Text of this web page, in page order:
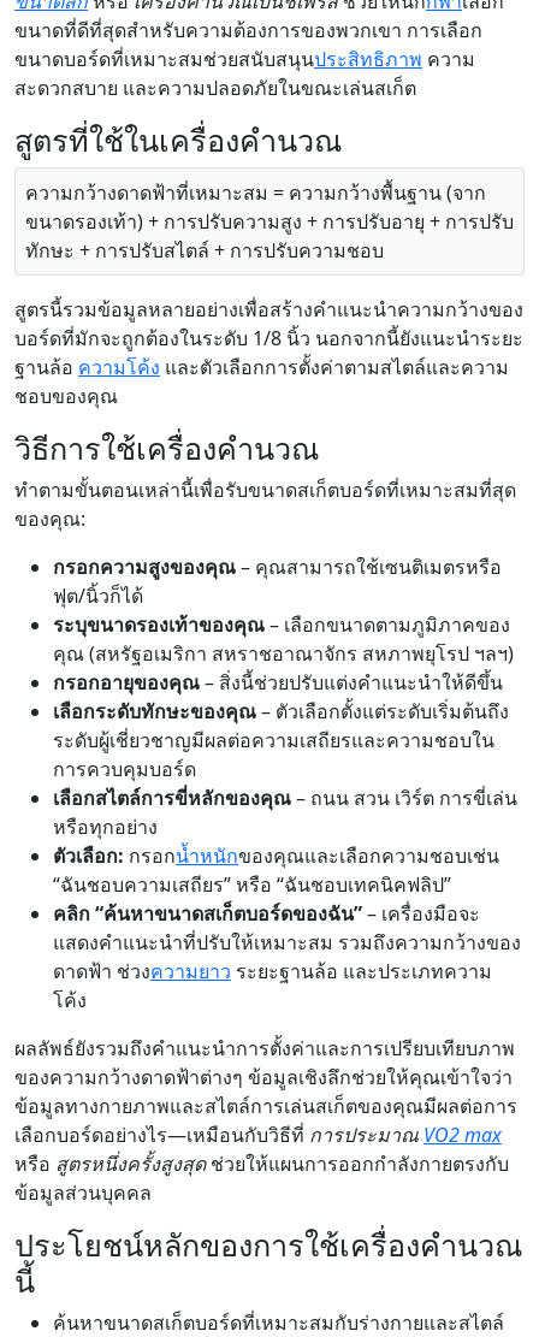
ขนาดที่ดีที่สุดสำหรับความต้องการของพวกเขา การเลือก
ขนาดบอร์ดที่เหมาะสมช่วยสนับสนุนประสิทธิภาพ ความ
สะดวกสบาย และความปลอดภัยในขณะเล่นสเก็ต
สูตรที่ใช้ในเครื่องคำนวณ
ความกว้างดาดฟ้าที่เหมาะสม = ความกว้างพื้นฐาน (จาก
ขนาดรองเท้า) + การปรับความสูง + การปรับอายุ + การปรับ
ทักษะ + การปรับสไตล์ + การปรับความชอบ
สูตรนี้รวมข้อมูลหลายอย่างเพื่อสร้างคำแนะนำความกว้างของ
บอร์ดที่มักจะถูกต้องในระดับ 1/8 นิ้ว นอกจากนี้ยังแนะนำระยะ
ฐานล้อ ความโค้ง และตัวเลือกการตั้งค่าตามสไตล์และความ
ชอบของคุณ
วิธีการใช้เครื่องคำนวณ
ทำตามขั้นตอนเหล่านี้เพื่อรับขนาดสเก็ตบอร์ดที่เหมาะสมที่สุด
ของคุณ:
กรอกความสูงของคุณ– คุณสามารถใช้เซนติเมตรหรือ
ฟุต/นิ้วก็ได้
ระบุขนาดรองเท้าของคุณ– เลือกขนาดตามภูมิภาคของ
คุณ (สหรัฐอเมริกา สหราชอาณาจักร สหภาพยุโรป ฯลฯ)
กรอกอายุของคุณ– สิ่งนี้ช่วยปรับแต่งคำแนะนำให้ดีขึ้น
เลือกระดับทักษะของคุณ– ตัวเลือกตั้งแต่ระดับเริ่มต้นถึง
ระดับผู้เชี่ยวชาญมีผลต่อความเสถียรและความชอบใน
การควบคุมบอร์ด
เลือกสไตล์การขี่หลักของคุณ– ถนน สวน เวิร์ต การขี่เล่น
หรือทุกอย่าง
ตัวเลือก: กรอกน้ำหนักของคุณและเลือกความชอบเช่น
“ฉันชอบความเสถียร” หรือ “ฉันชอบเทคนิคฟลิป”
คลิก “ค้นหาขนาดสเก็ตบอร์ดของฉัน”– เครื่องมือจะ
แสดงคำแนะนำที่ปรับให้เหมาะสม รวมถึงความกว้างของ
ดาดฟ้า ช่วงความยาว ระยะฐานล้อ และประเภทความ
โค้ง
ผลลัพธ์ยังรวมถึงคำแนะนำการตั้งค่าและการเปรียบเทียบภาพ
ของความกว้างดาดฟ้าต่างๆ ข้อมูลเชิงลึกช่วยให้คุณเข้าใจว่า
ข้อมูลทางกายภาพและสไตล์การเล่นสเก็ตของคุณมีผลต่อการ
เลือกบอร์ดอย่างไร—เหมือนกับวิธีที่ การประมาณ VO2 max
หรือ สูตรหนึ่งครั้งสูงสุดช่วยให้แผนการออกกำลังกายตรงกับ
ข้อมูลส่วนบุคคล
ประโยชน์หลักของการใช้เครื่องคำนวณ
นี้
ค้นหาขนาดสเก็ตบอร์ดที่เหมาะสมกับร่างกายและสไตล์